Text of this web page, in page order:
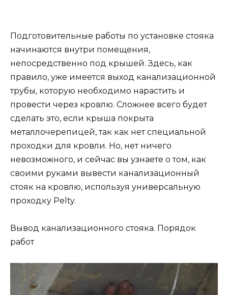
Подготовительные работы по установке стояка
начинаются внутри помещения,
непосредственно под крышей. Здесь, как
правило, уже имеется выход канализационной
трубы, которую необходимо нарастить и
провести через кровлю. Сложнее всего будет
сделать это, если крыша покрыта
металлочерепицей, так как нет специальной
проходки для кровли. Но, нет ничего
невозможного, и сейчас вы узнаете о том, как
своими руками вывести канализационный
стояк на кровлю, используя универсальную
проходку Pelty.
Вывод канализационного стояка. Порядок
работ